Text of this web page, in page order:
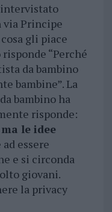
via Principe
gli piace
“Perché
da bambino
bambine”. La
bambino ha
risponde:
le idee
essere
e si circonda
giovani.
la privacy